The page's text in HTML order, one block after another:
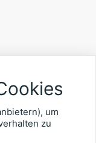
um
zu